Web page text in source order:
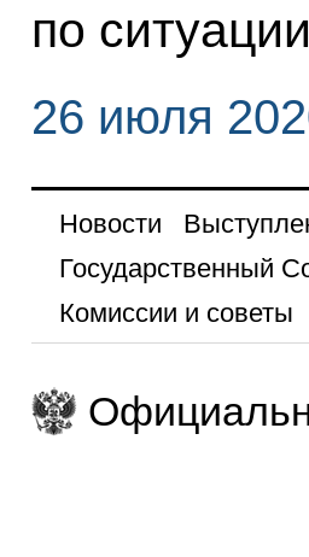
по
26 июля
Новости
Государственный
Комиссии и советы